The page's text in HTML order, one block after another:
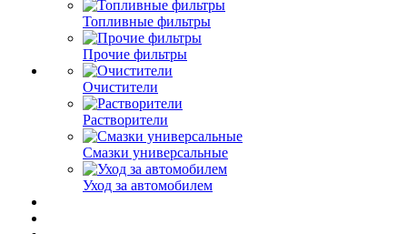
Топливные фильтры
Прочие фильтры
Очистители
Растворители
Смазки универсальные
Уход за автомобилем